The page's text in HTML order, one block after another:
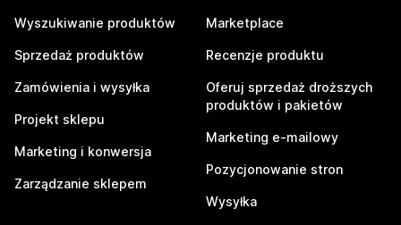
Wyszukiwanie produktów
Sprzedaż produktów
Zamówienia i wysyłka
Projekt sklepu
Marketing i konwersja
Zarządzanie sklepem
Marketplace
Recenzje produktu
Oferuj sprzedaż droższych
produktów i pakietów
Marketing e-mailowy
Pozycjonowanie stron
Wysyłka